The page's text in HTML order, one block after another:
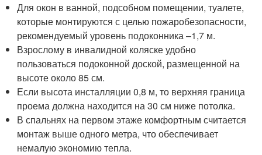
Для окон в ванной, подсобном помещении, туалете,
которые монтируются с целью пожаробезопасности,
рекомендуемый уровень подоконника –1,7 м.
Взрослому в инвалидной коляске удобно
пользоваться подоконной доской, размещенной на
высоте около 85 см.
Если высота инсталляции 0,8 м, то верхняя граница
проема должна находится на 30 см ниже потолка.
В спальнях на первом этаже комфортным считается
монтаж выше одного метра, что обеспечивает
немалую экономию тепла.